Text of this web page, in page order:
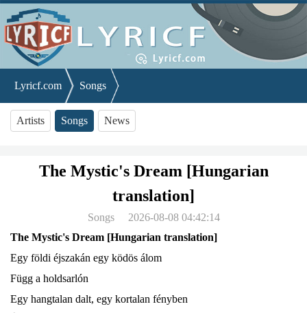
Lyricf.com Songs
The Mystic's Dream [Hungarian translation]
Artists Songs News
The Mystic's Dream [Hungarian
translation]
Songs
2026-08-08 04:42:14
The Mystic's Dream [Hungarian translation]
Egy földi éjszakán egy ködös álom
Függ a holdsarlón
Egy hangtalan dalt, egy kortalan fényben